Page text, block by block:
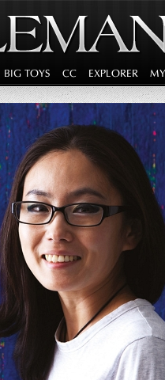
BIG TOYS CC EXPLORER